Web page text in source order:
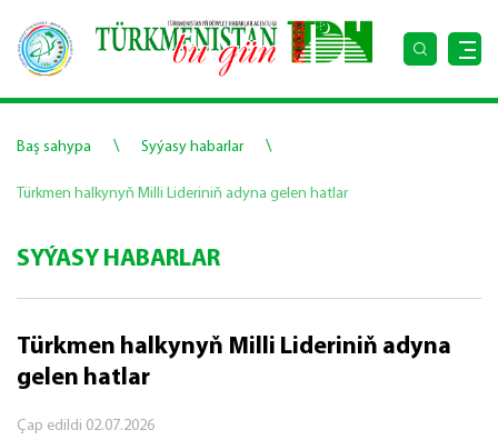
Baş sahypa \ Syýasy habarlar \
Türkmen halkynyň Milli Lideriniň adyna gelen hatlar
SYÝASY HABARLAR
Türkmen halkynyň Milli Lideriniň adyna
gelen hatlar
Çap edildi 02.07.2026